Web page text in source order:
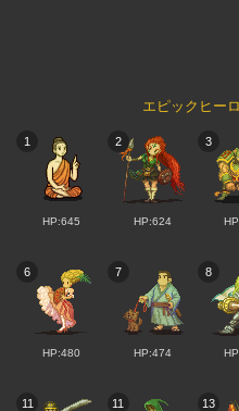
エピックヒー
1
HP:645
2
HP:624
3
6
HP:480
7
HP:474
8
11 11 13